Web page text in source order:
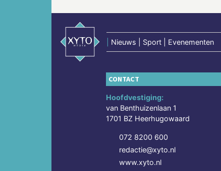
Nieuws | Sport | Evenementen
CONTACT
Hoofdvestiging:
van Benthuizenlaan 1
1701 BZ Heerhugowaard
072 8200 600
redactie@xyto.nl
www.xyto.nl